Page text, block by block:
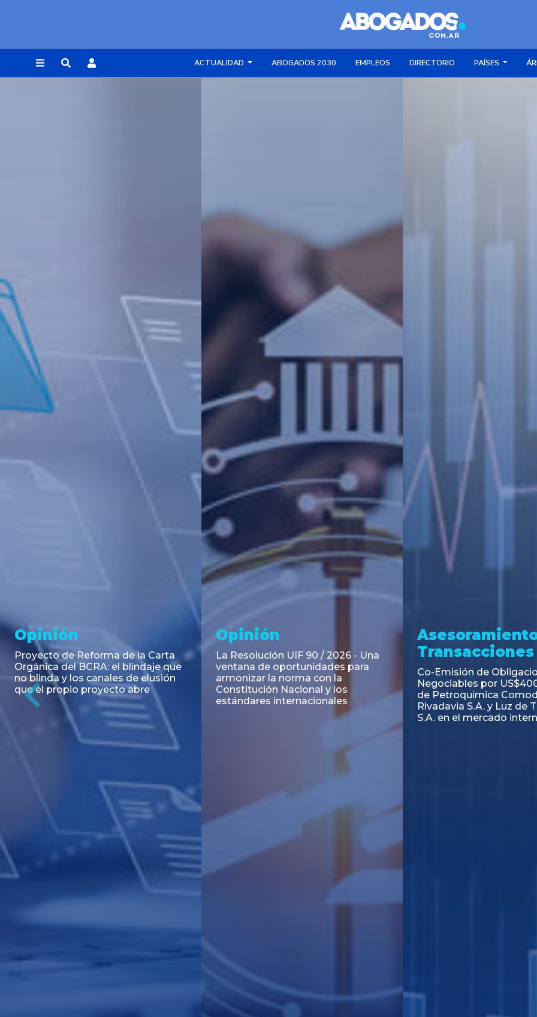
ACTUALIDAD ABOGADOS 2030 EMPLEOS DIRECTORIO PAÍSES
Noticia
RESOLUCIÓN 271/2026 de la
SECRETARIA DE COORDINACIÓN
DE PRODUCCIÓN: Actualización y
unificación de las advertencias
obligatorias en la publicidad de
juegos y apuestas en...
Asesoramiento y
Transacciones
Emisión de Obligaciones
Negociables Clase E de Central
Puerto S.A. por un Valor Nominal
de U$S 98.897.303
Transacciones
PAGBAM asesoró a
autorización para la
de los Certificados de
del Fideicomiso
Inmobiliario "Espacio
Previous